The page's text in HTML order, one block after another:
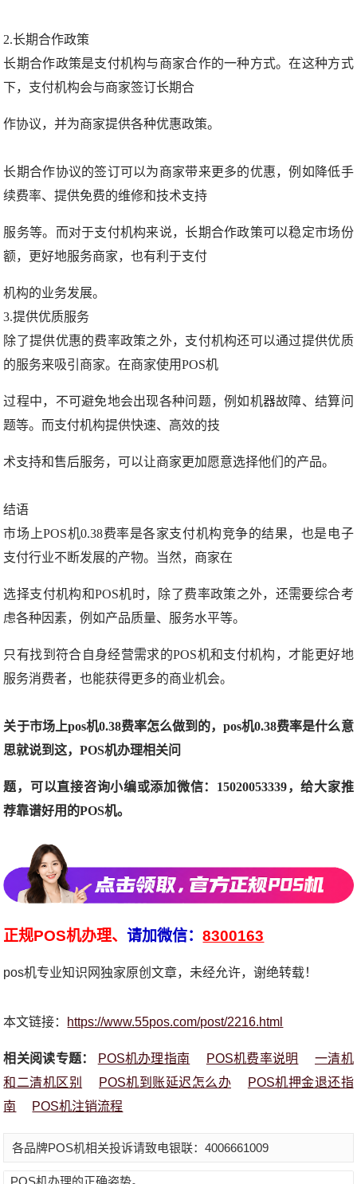
2.长期合作政策
长期合作政策是支付机构与商家合作的一种方式。在这种方式
下，支付机构会与商家签订长期合
作协议，并为商家提供各种优惠政策。
长期合作协议的签订可以为商家带来更多的优惠，例如降低手
续费率、提供免费的维修和技术支持
服务等。而对于支付机构来说，长期合作政策可以稳定市场份
额，更好地服务商家，也有利于支付
机构的业务发展。
3.提供优质服务
除了提供优惠的费率政策之外，支付机构还可以通过提供优质
的服务来吸引商家。在商家使用POS机
过程中，不可避免地会出现各种问题，例如机器故障、结算问
题等。而支付机构提供快速、高效的技
术支持和售后服务，可以让商家更加愿意选择他们的产品。
结语
市场上POS机0.38费率是各家支付机构竞争的结果，也是电子
支付行业不断发展的产物。当然，商家在
选择支付机构和POS机时，除了费率政策之外，还需要综合考
虑各种因素，例如产品质量、服务水平等。
只有找到符合自身经营需求的POS机和支付机构，才能更好地
服务消费者，也能获得更多的商业机会。
关于市场上pos机0.38费率怎么做到的，pos机0.38费率是什么意
思就说到这，POS机办理相关问
题，可以直接咨询小编或添加微信：15020053339，给大家推
荐靠谱好用的POS机。
正规POS机办理、请加微信：8300163
pos机专业知识网独家原创文章，未经允许，谢绝转载！
本文链接： https://www.55pos.com/post/2216.html
相关阅读专题： POS机办理指南 POS机费率说明
一清机
和二清机区别
POS机到账延迟怎么办
POS机押金退还指
南
POS机注销流程
各品牌POS机相关投诉请致电银联：4006661009